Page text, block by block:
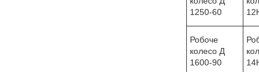
1250-60
Робоче
колесо Д
1600-90